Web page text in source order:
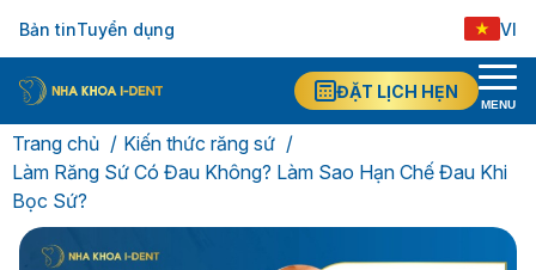
Bản tinTuyển dụng VI
ĐẶT LỊCH HẸN
MENU
Trang chủ
Kiến thức răng sứ
Làm Răng Sứ Có Đau Không? Làm Sao Hạn Chế Đau Khi
Bọc Sứ?